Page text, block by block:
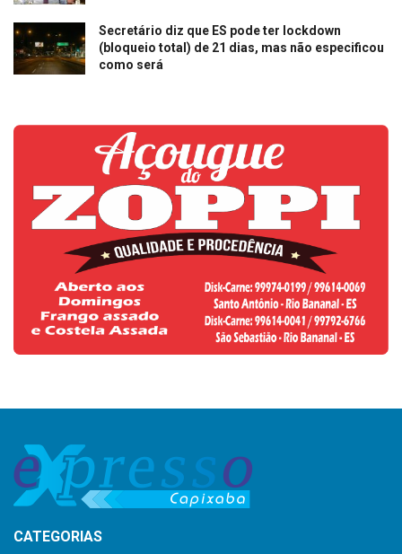
Secretário diz que ES pode ter lockdown
(bloqueio total) de 21 dias, mas não especificou
como será
CATEGORIAS